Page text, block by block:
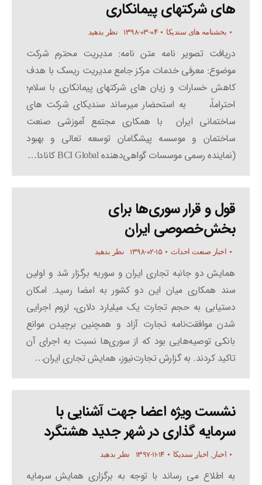
های شرکتهای پیمانکاری
بخشنامه های سندیکا ۱۳۹۸-۰۳-۰۴ نظر بدهید
دریافت تصویر نامه متن نامه: مدیریت محترم شرکت
موضوع: معرفی خدمات مرکز جامع مدیریت ریسک با هدف
کاهش خسارات و زیان های شرکتهای پیمانکاری با سلام؛
احتراماً، به استحضار میرساند سندیکای شرکت های
ساختمانی ایران با همکاری مجتمع آموزشی صنعت
ساختمان و موسسه پیشگامان توسعه تعالی و بهبود
(نماینده رسمی موسسات گواهی‌دهنده BCI Global کانادا…
قول و قرار سوری‌ها برای
بخش‌خصوصی ایران
اخبار صنعت احداث ۱۳۹۸-۰۲-۱۵ نظر بدهید
همایش دو جانبه تجاری ایران و سوریه برگزار شد و اولین
سند همکاری میان این دو کشور به امضا رسید. امکان
دستیابی به حجم تجارت یک میلیارد دلاری، لزوم اجرایی
شدن موافقت‌نامه تجارت آزاد و همچنین برچیدن موانع
بانکی توصیه‌هایی بود که از سوری‌ها نسبت به اجرای آن
تاکید کردند. به گزارش تجارت‌نیوز، همایش تجاری ایران…
نشست ویژه اعضا جهت آشنایی با
سرمایه گذاری در شهر جدید هشتگرد
اخبار , اخبار سندیکا ۱۳۹۷-۱۱-۱۴ نظر بدهید
به اطلاع می رساند با توجه به برگزاری همایش سرمایه